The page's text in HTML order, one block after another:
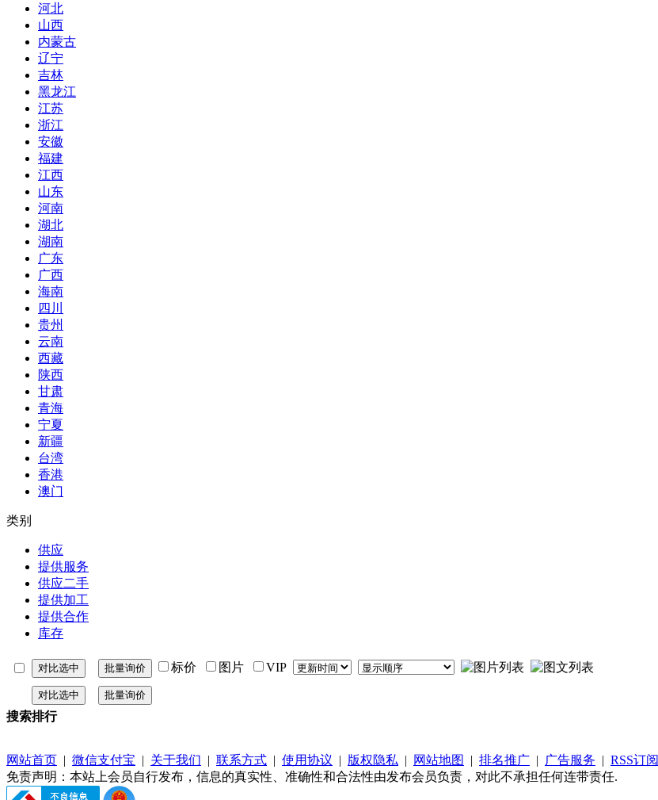
河北
山西
内蒙古
辽宁
吉林
黑龙江
江苏
浙江
安徽
福建
江西
山东
河南
湖北
湖南
广东
广西
海南
四川
贵州
云南
西藏
陕西
甘肃
青海
宁夏
新疆
台湾
香港
澳门
类别
供应
提供服务
供应二手
提供加工
提供合作
库存
标价 图片 VIP
搜索排行
网站首页 | 微信支付宝 | 关于我们 | 联系方式 | 使用协议 | 版权隐私 | 网站地图 | 排名推广 | 广告服务 | RSS订阅
免责声明：本站上会员自行发布，信息的真实性、准确性和合法性由发布会员负责，对此不承担任何连带责任.